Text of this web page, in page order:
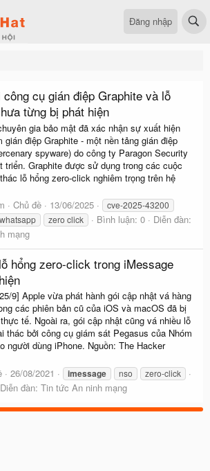
Đăng nhập
công cụ gián điệp Graphite và lỗ
từng bị phát hiện
gia bảo mật đã xác nhận sự xuất hiện
gián điệp Graphite - một nền tảng gián điệp
spyware) do công ty Paragon Security
triển. Graphite được sử dụng trong các cuộc
lỗ hổng zero-click nghiêm trọng trên hệ
Chủ đề 13/06/2025 cve-2025-43200
whatsapp zero click Bình luận: 0
Diễn đàn:
mạng
hổng zero-click trong iMessage
9] Apple vừa phát hành gói cập nhật vá hàng
các phiên bản cũ của iOS và macOS đã bị
tế. Ngoài ra, gói cập nhật cũng vá nhiều lỗ
thác bởi công cụ giám sát Pegasus của Nhóm
người dùng iPhone. Nguồn: The Hacker
26/08/2021 imessage nso zero-click
Diễn đàn: Tin tức An ninh mạng